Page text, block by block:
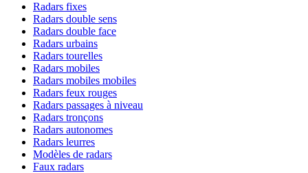
Radars fixes
Radars double sens
Radars double face
Radars urbains
Radars tourelles
Radars mobiles
Radars mobiles mobiles
Radars feux rouges
Radars passages à niveau
Radars tronçons
Radars autonomes
Radars leurres
Modèles de radars
Faux radars